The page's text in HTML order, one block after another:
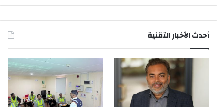
أحدث الأخبار التقنية